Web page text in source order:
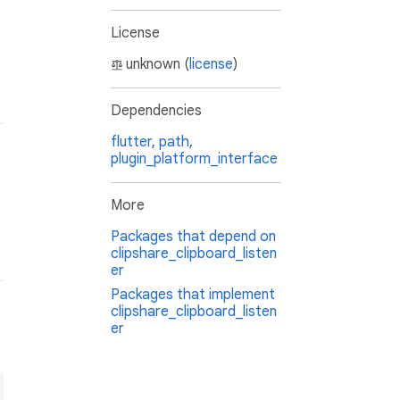
License
unknown (license)
Dependencies
flutter, path,
plugin_platform_interface
More
Packages that depend on
clipshare_clipboard_listen
er
Packages that implement
clipshare_clipboard_listen
er